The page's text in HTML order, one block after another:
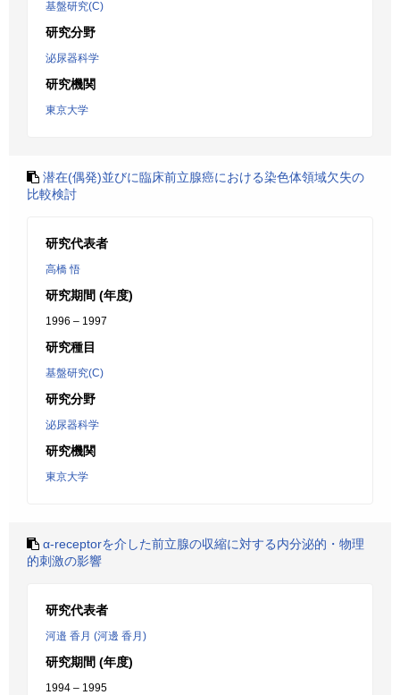
基盤研究(C)
研究分野
泌尿器科学
研究機関
東京大学
潜在(偶発)並びに臨床前立腺癌における染色体領域欠失の
比較検討
研究代表者
高橋 悟
研究期間 (年度)
1996 – 1997
研究種目
基盤研究(C)
研究分野
泌尿器科学
研究機関
東京大学
α-receptorを介した前立腺の収縮に対する内分泌的・物理
的刺激の影響
研究代表者
河邉 香月 (河邊 香月)
研究期間 (年度)
1994 – 1995